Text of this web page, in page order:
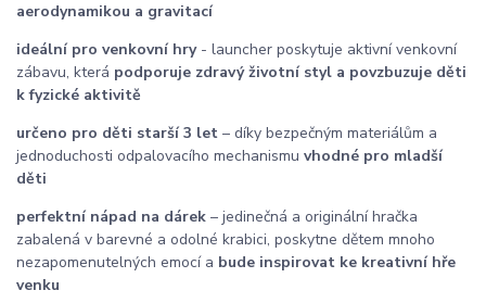
aerodynamikou a gravitací
ideální pro venkovní hry- launcher poskytuje aktivní venkovní
zábavu, která podporuje zdravý životní styl a povzbuzuje děti
k fyzické aktivitě
určeno pro děti starší 3 let – díky bezpečným materiálům a
jednoduchosti odpalovacího mechanismu vhodné pro mladší
děti
perfektní nápad na dárek – jedinečná a originální hračka
zabalená v barevné a odolné krabici, poskytne dětem mnoho
nezapomenutelných emocí a bude inspirovat ke kreativní hře
venku